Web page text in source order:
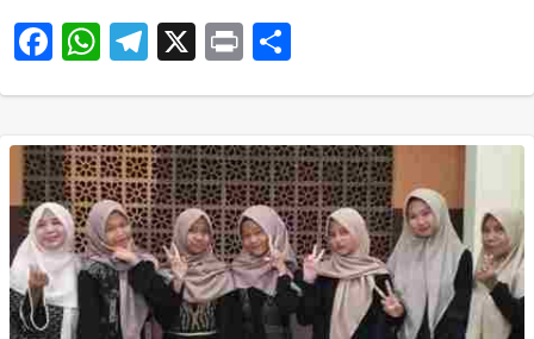
Facebook
WhatsApp
Telegram
X Print